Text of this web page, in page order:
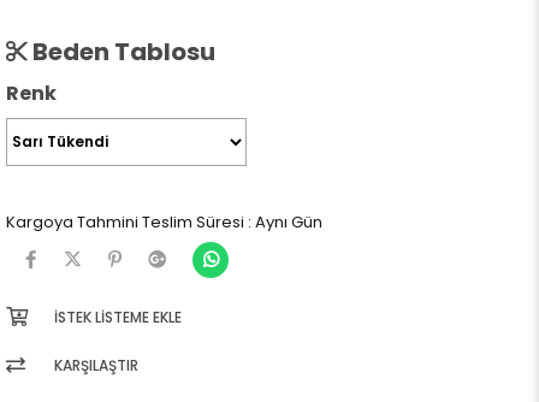
Beden Tablosu
Renk
Kargoya Tahmini Teslim Süresi : Aynı Gün
İSTEK LISTEME EKLE
KARŞILAŞTIR